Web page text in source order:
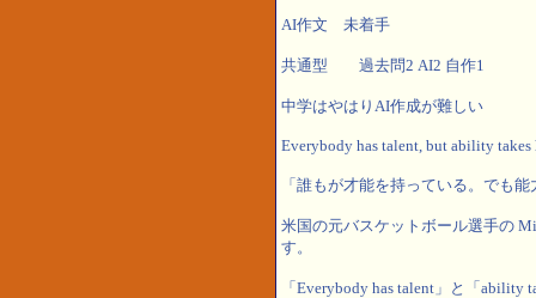
AI作文 未着手
共通型 過去問2 AI2 自作1
中学はやはりAI作成が難しい
Everybody has talent, but ability takes
「誰もが才能を持っている。でも
米国の元バスケットボール選手の
す。
「Everybody has talent」と「